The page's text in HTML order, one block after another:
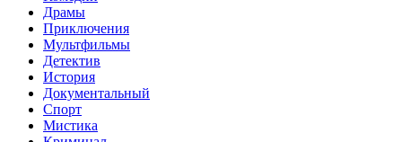
Драмы
Приключения
Мультфильмы
Детектив
История
Документальный
Спорт
Мистика